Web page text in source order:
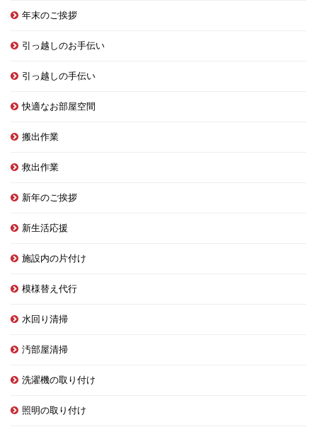
年末のご挨拶
引っ越しのお手伝い
引っ越しの手伝い
快適なお部屋空間
搬出作業
救出作業
新年のご挨拶
新生活応援
施設内の片付け
模様替え代行
水回り清掃
汚部屋清掃
洗濯機の取り付け
照明の取り付け